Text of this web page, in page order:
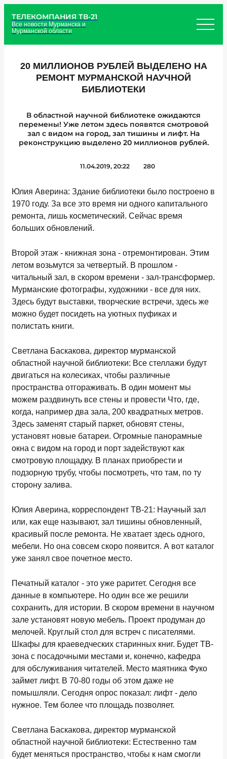
ТЕЛЕКОМПАНИЯ ТВ-21
Все новости Мурманска и
Мурманской области
20 МИЛЛИОНОВ РУБЛЕЙ ВЫДЕЛЕНО НА
РЕМОНТ МУРМАНСКОЙ НАУЧНОЙ
БИБЛИОТЕКИ
В областной научной библиотеке ожидаются
перемены! Уже летом здесь появятся смотровой
зал с видом на город, зал тишины и лифт. На
реконструкцию выделено 20 миллионов рублей.
11.04.2019, 20:22 280
Юлия Аверина: Здание библиотеки было построено в
1970 году. За все это время ни одного капитального
ремонта, лишь косметический. Сейчас время
больших обновлений.
Второй этаж - книжная зона - отремонтирован. Этим
летом возьмутся за четвертый. В прошлом -
читальный зал, в скором времени - зал-трансформер.
Мурманские фотографы, художники - все для них.
Здесь будут выставки, творческие встречи, здесь же
можно будет посидеть на уютных пуфиках и
полистать книги.
Светлана Баскакова, директор мурманской
областной научной библиотеки: Все стеллажи будут
двигаться на колесиках, чтобы различные
пространства отгораживать. В один момент мы
можем раздвинуть все стены и провести Что, где,
когда, например два зала, 200 квадратных метров.
Здесь заменят старый паркет, обновят стены,
установят новые батареи. Огромные панорамные
окна с видом на город и порт задействуют как
смотровую площадку. В планах приобрести и
подзорную трубу, чтобы посмотреть, что там, по ту
сторону залива.
Юлия Аверина, корреспондент ТВ-21: Научный зал
или, как еще называют, зал тишины обновленный,
красивый после ремонта. Не хватает здесь одного,
мебели. Но она совсем скоро появится. А вот каталог
уже занял свое почетное место.
Печатный каталог - это уже раритет. Сегодня все
данные в компьютере. Но один все же решили
сохранить, для истории. В скором времени в научном
зале установят новую мебель. Проект продуман до
мелочей. Круглый стол для встреч с писателями.
Шкафы для краеведческих старинных книг. Будет ТВ-
зона с посадочными местами и, конечно, кафедра
для обслуживания читателей. Место маятника Фуко
займет лифт. В 70-80 годы об этом даже не
помышляли. Сегодня опрос показал: лифт - дело
нужное. Тем более что площадь позволяет.
Светлана Баскакова, директор мурманской
областной научной библиотеки: Естественно там
будет меняться пространство, чтобы к нам смогли